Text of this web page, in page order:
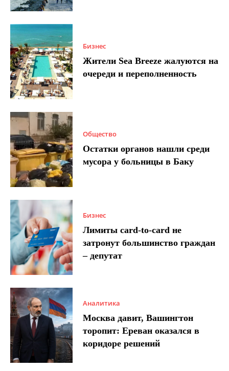
Бизнес
Жители Sea Breeze жалуются на
очереди и переполненность
Общество
Остатки органов нашли среди
мусора у больницы в Баку
Бизнес
Лимиты card-to-card не
затронут большинство граждан
– депутат
Аналитика
Москва давит, Вашингтон
торопит: Ереван оказался в
коридоре решений